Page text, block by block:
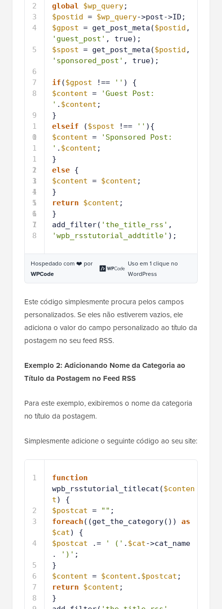
2
3
4
5
6
7
8
9
1
0
1
1
1
2
1
3
1
4
1
5
1
6
1
7
1
8
global $wp_query;
$postid = $wp_query->post->ID;
$gpost = get_post_meta($postid
'guest_post' , true);
$spost = get_post_meta($postid
'sponsored_post' , true);
if ($gpost !== '' ) {
$content =
'Guest Post:
' . $content ;
}
elseif
($spost !== '' ){
$content =
'Sponsored Post:
' . $content ;
}
else {
$content = $content ;
}
return
$content ;
}
add_filter( 'the_title_rss'
'wpb_rsstutorial_addtitle' );
Hospedado com ❤️ por
WPCode
Uso em 1 clique no
WordPress
Este código simplesmente procura pelos campos
personalizados. Se eles não estiverem vazios, ele
adiciona o valor do campo personalizado ao título da
postagem no seu feed RSS.
Exemplo 2: Adicionando Nome da Categoria ao
Título da Postagem no Feed RSS
Para este exemplo, exibiremos o nome da categoria
no título da postagem.
Simplesmente adicione o seguinte código ao seu site:
1
2
3
4
5
6
7
8
function
wpb_rsstutorial_titlecat($conten
t) {
$postcat = "" ;
foreach ((get_the_category()) as
$cat) {
$postcat
.= ' (' . $cat->cat_name
.
')' ;
}
$content = $content . $postcat ;
return
$content ;
}